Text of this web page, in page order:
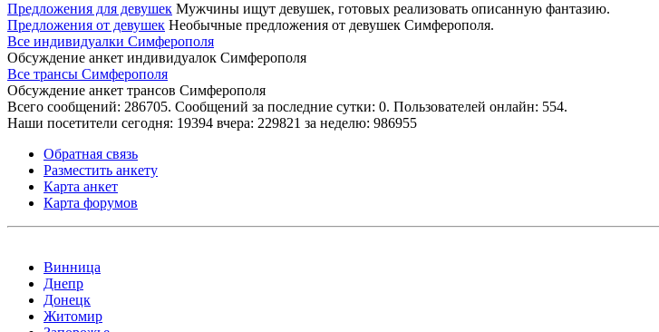
Предложения для девушек Мужчины ищут девушек, готовых реализовать описанную фантазию.
Предложения от девушек Необычные предложения от девушек Симферополя.
Все индивидуалки Симферополя
Обсуждение анкет индивидуалок Симферополя
Все трансы Симферополя
Обсуждение анкет трансов Симферополя
Всего сообщений: 286705. Сообщений за последние сутки: 0. Пользователей онлайн: 554.
Наши посетители сегодня: 19394 вчера: 229821 за неделю: 986955
Обратная связь
Разместить анкету
Карта анкет
Карта форумов
Винница
Днепр
Донецк
Житомир